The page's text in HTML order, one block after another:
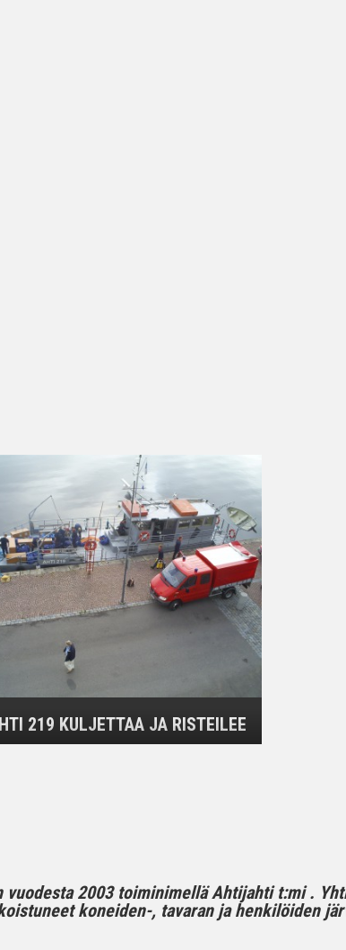
219 KULJETTAA JA RISTEILEE
2003 toiminimellä Ahtijahti t:mi .
koneiden-, tavaran ja henkilöiden